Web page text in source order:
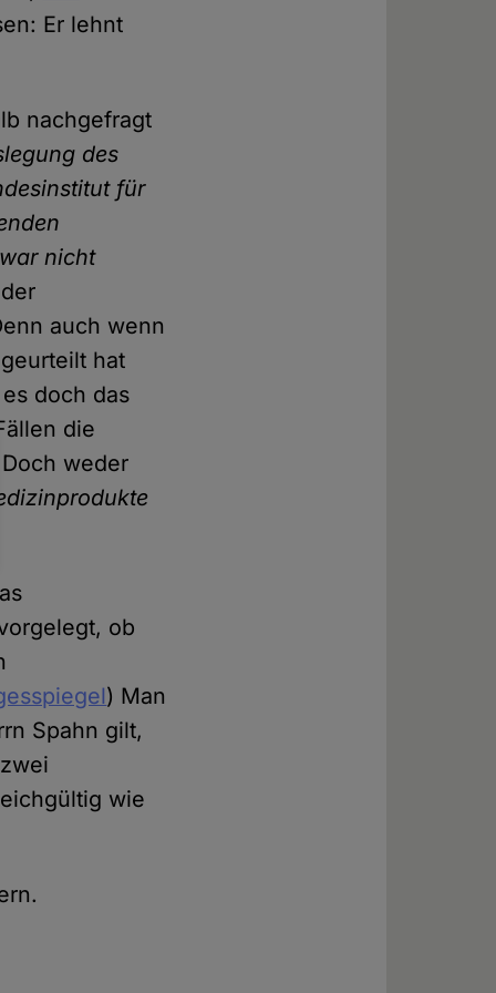
Er lehnt
nachgefragt
des
für
nicht
auch wenn
hat
doch das
die
weder
ob
) Man
Spahn gilt,
wie